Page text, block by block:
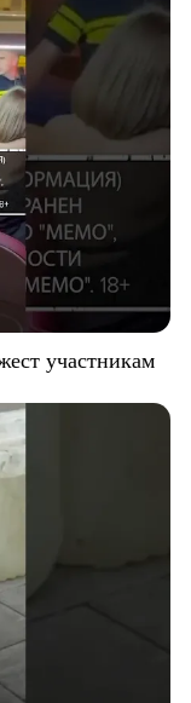
участникам